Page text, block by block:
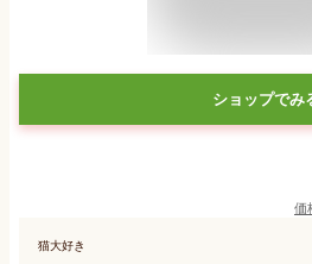
ショップでみ
価
猫大好き